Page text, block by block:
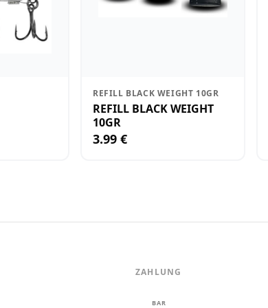
REFILL BLACK WEIGHT 10GR
REFILL BLACK WEIGHT
10GR
3.99 €
ZAHLUNG
BAR